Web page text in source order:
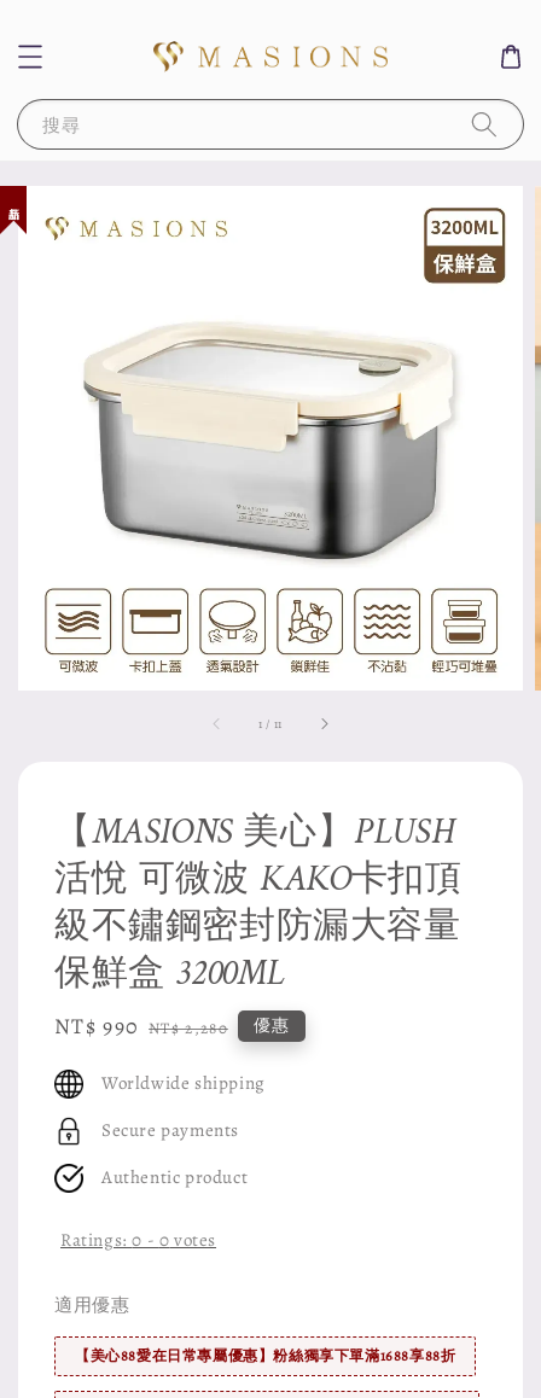
搜尋
1 / 11
【MASIONS 美心】PLUSH
活悅 可微波 KAKO卡扣頂
級不鏽鋼密封防漏大容量
保鮮盒 3200ML
Sale
NT$ 990 Regular
NT$ 2,280 優惠
Worldwide shipping
Secure payments
Authentic product
Ratings:0 - 0 votes
適用優惠
【美心88愛在日常專屬優惠】粉絲獨享下單滿1688享88折